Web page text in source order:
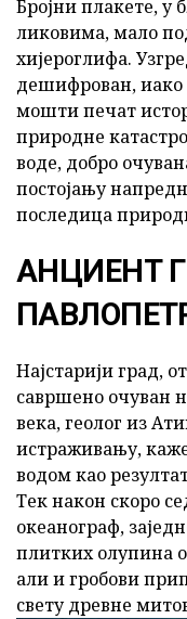
Бројни плакете,
ликовима, мало
хијероглифа.
дешифрован, иако
мошти печат
природне
воде, добро
постојању
последица
АНЦИЕНТ
Најстарији град,
савршено очуван
века, геолог из
истраживању,
водом као
Тек након скоро
океанограф,
плитких олупина
али и гробови
свету древне